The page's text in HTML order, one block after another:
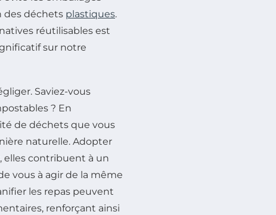
des déchets plastiques.
réutilisables est
sur notre
Saviez-vous
? En
de déchets que vous
naturelle. Adopter
elles contribuent à un
vous à agir de la même
les repas peuvent
renforçant ainsi